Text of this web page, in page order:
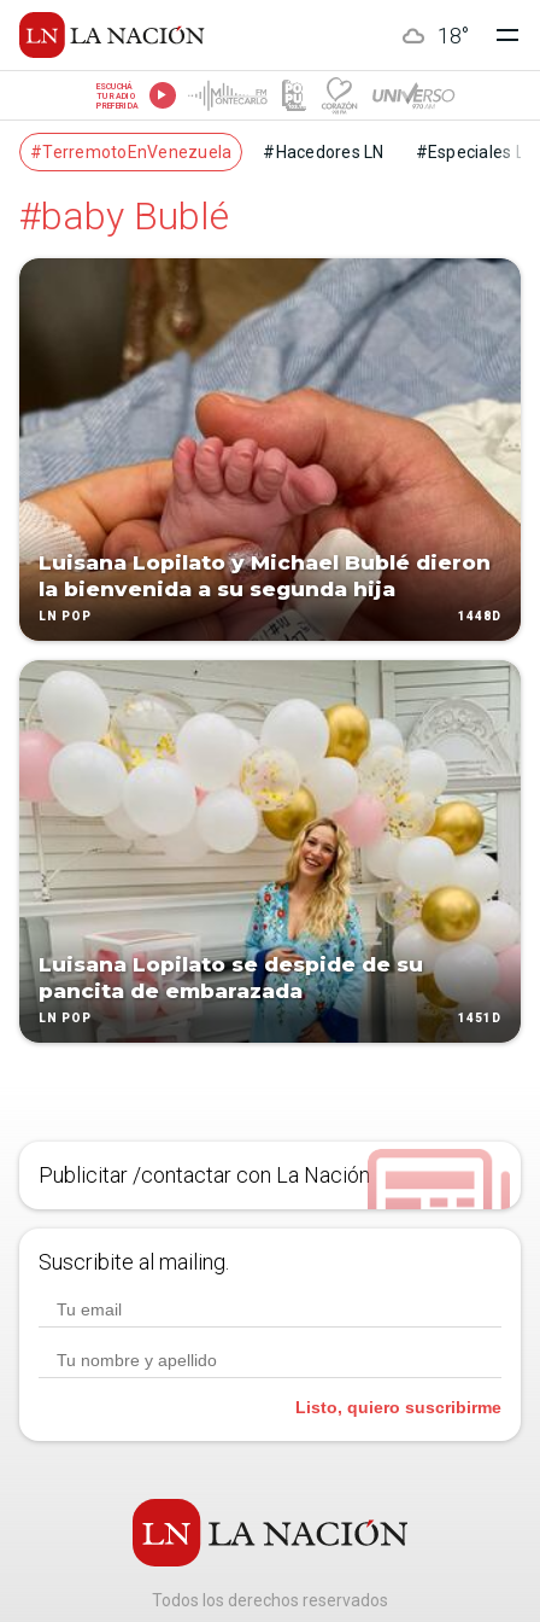
18°
ESCUCHÁ
TU RADIO
PREFERIDA
#TerremotoEnVenezuela #Hacedores LN #Especiales LN
#baby Bublé
Luisana Lopilato y Michael Bublé dieron
la bienvenida a su segunda hija
LN POP 1448D
Luisana Lopilato se despide de su
pancita de embarazada
LN POP 1451D
Publicitar /contactar con La Nación
Suscribite al mailing.
Listo, quiero suscribirme
Todos los derechos reservados